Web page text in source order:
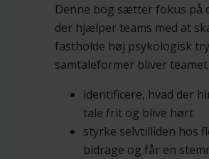
Denne bog sætter fokus på
der hjælper teams med at
fastholde høj psykologisk
samtaleformer bliver
identificere, hvad der
tale frit og blive hørt
styrke selvtilliden hos
bidrage og får en